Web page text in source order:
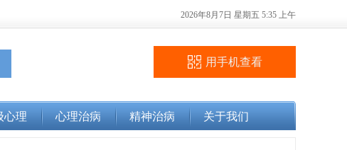
2026年8月7日 星期五 5:35 上午
用手机查看
心理 心理治病 精神治病 关于我们